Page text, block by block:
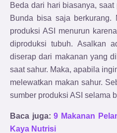
Beda dari hari biasanya,
Bunda bisa saja berkurang.
produksi ASI menurun
diproduksi tubuh. Asalkan
diserap dari makanan yang
saat sahur. Maka, apabila
melewatkan makan sahur.
sumber produksi ASI selama
Baca juga:9 Makanan
Kaya Nutrisi